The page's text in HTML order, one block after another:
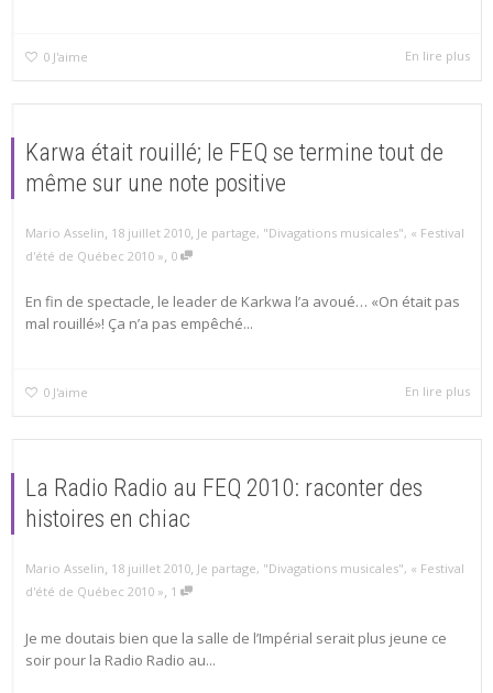
0 J'aime En lire plus
Karwa était rouillé; le FEQ se termine tout de
même sur une note positive
Mario Asselin, 18 juillet 2010, Je partage, "Divagations musicales", « Festival
d'été de Québec 2010 », 0
En fin de spectacle, le leader de Karkwa l’a avoué… «On était pas
mal rouillé»! Ça n’a pas empêché...
0 J'aime En lire plus
La Radio Radio au FEQ 2010: raconter des
histoires en chiac
Mario Asselin, 18 juillet 2010, Je partage, "Divagations musicales", « Festival
d'été de Québec 2010 », 1
Je me doutais bien que la salle de l’Impérial serait plus jeune ce
soir pour la Radio Radio au...